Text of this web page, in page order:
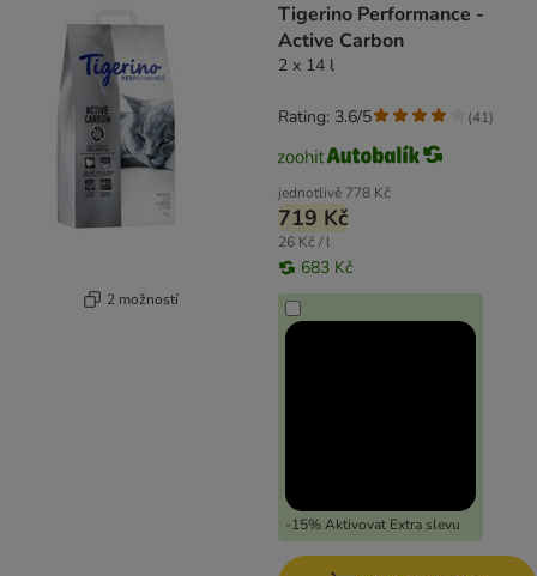
2 možností
Tigerino Performance -
Active Carbon
2 x 14 l
jednotlivě 778 Kč
719 Kč
26 Kč / l
683 Kč
-15% Aktivovat Extra slevu
Rating: 3.6/5 (41)